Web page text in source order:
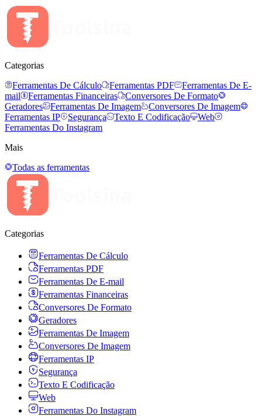
Categorias
Ferramentas De Cálculo
Ferramentas PDF
Ferramentas De E-
mail
Ferramentas Financeiras
Conversores De Formato
Geradores
Ferramentas De Imagem
Conversores De Imagem
Ferramentas IP
Segurança Texto E Codificação
Web
Ferramentas Do Instagram
Mais
Todas as ferramentas
Categorias
Ferramentas De Cálculo
Ferramentas PDF
Ferramentas De E-mail
Ferramentas Financeiras
Conversores De Formato
Geradores
Ferramentas De Imagem
Conversores De Imagem
Ferramentas IP
Segurança
Texto E Codificação
Web
Ferramentas Do Instagram